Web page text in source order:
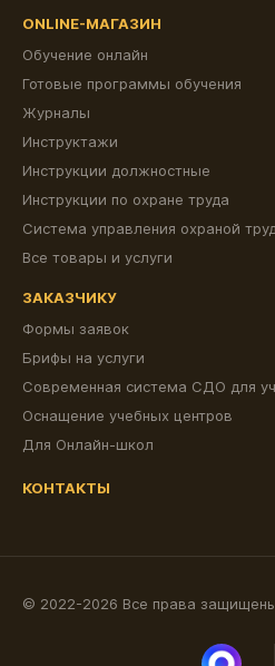
ONLINE-МАГАЗИН
Обучение онлайн
Готовые программы обучения
Журналы
Инструктажи
Инструкции должностные
Инструкции по охране труда
Система управления охраной
Все товары и услуги
ЗАКАЗЧИКУ
Формы заявок
Брифы на услуги
Современная система СДО для
Оснащение учебных центров
Для Онлайн-школ
КОНТАКТЫ
© 2022-2026 Все права